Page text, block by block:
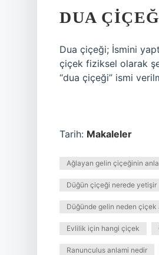
DUA
Dua çiçeği; İsmini
çiçek fiziksel olarak
“dua çiçeği” ismi
Tarih: Makaleler
Ağlayan gelin çiçeğinin
Düğün çiçeği nerede yetişir
Düğünde gelin neden çiçek
Evlilik için hangi çiçek
Ranunculus anlami nedir